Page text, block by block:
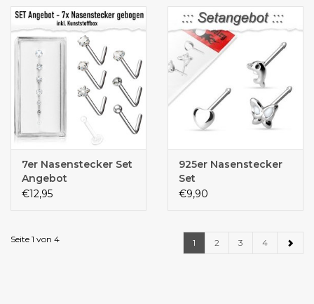
7er Nasenstecker Set
Angebot
€12,95
925er Nasenstecker
Set
€9,90
Seite 1 von 4 1 2 3 4